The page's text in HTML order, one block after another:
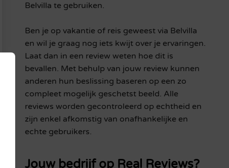
Belvilla te gebruiken.
Ben je op vakantie of reis geweest via Belvilla
en wil je graag nog iets kwijt over je ervaringen.
Laat dan in een review weten hoe dit is
bevallen. Met behulp van jouw review kunnen
anderen hun beslissing baseren op een zo
compleet mogelijk geschetst beeld. Alle
reviews worden gecontroleerd op echtheid en
zijn enkel afkomstig van onafhankelijke en
echte gebruikers.
Jouw bedrijf op Real Reviews?